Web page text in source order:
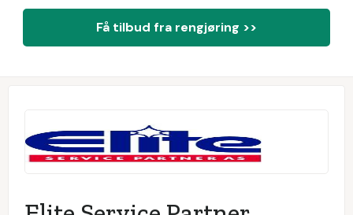
Få tilbud fra rengjøring >>